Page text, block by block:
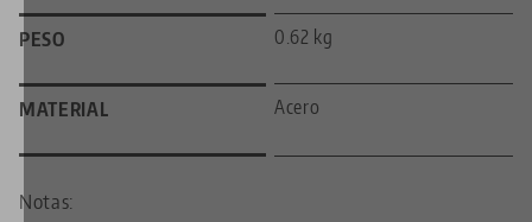
PESO 0.62 kg
MATERIAL Acero
Notas: